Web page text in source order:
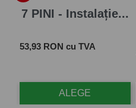
7 PINI - Instalație...
Pret
53,93 RON cu TVA
ALEGE